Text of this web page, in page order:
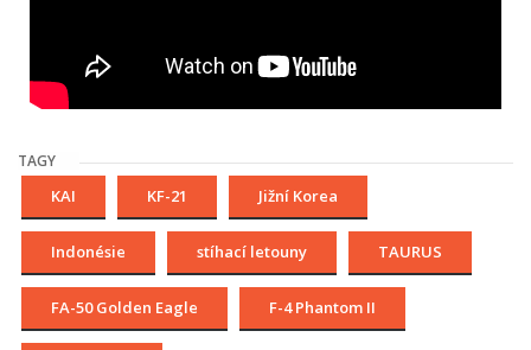
TAGY
KAI KF-21 Jižní Korea
Indonésie stíhací letouny TAURUS
FA-50 Golden Eagle F-4 Phantom II